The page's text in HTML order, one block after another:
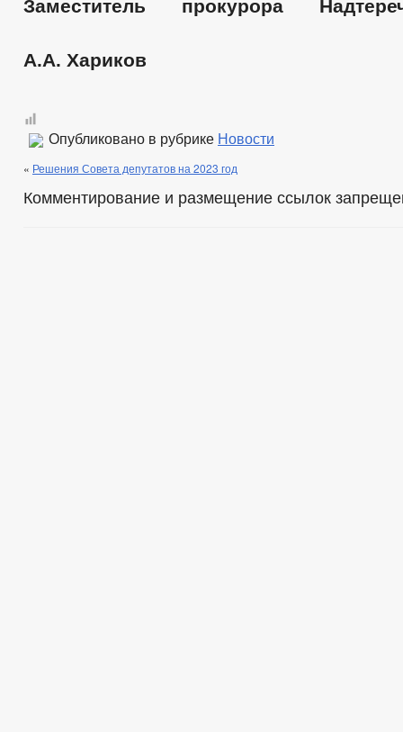
Заместитель прокурора
А.А. Хариков
Опубликовано в рубрике Новости
« Решения Совета депутатов на 2023 год
Комментирование и размещение ссылок